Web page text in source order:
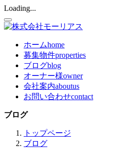
Loading...
ホームhome
募集物件properties
ブログblog
オーナー様owner
会社案内aboutus
お問い合わせcontact
ブログ
トップページ
ブログ